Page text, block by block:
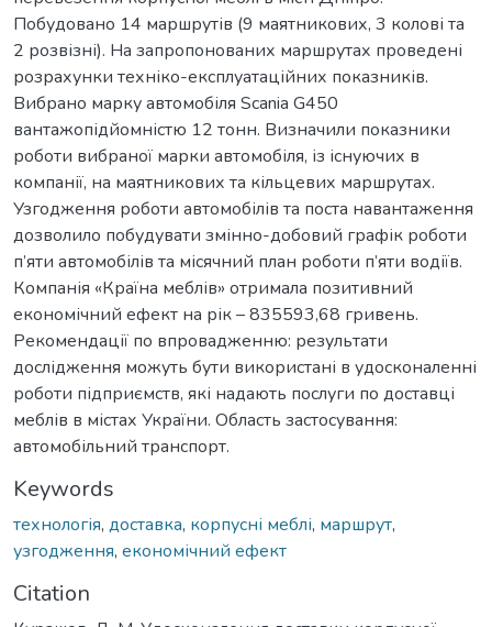
Побудовано 14 маршрутів (9 маятникових, 3 колові та
2 розвізні). На запропонованих маршрутах проведені
розрахунки техніко-експлуатаційних показників.
Вибрано марку автомобіля Scania G450
вантажопідйомністю 12 тонн. Визначили показники
роботи вибраної марки автомобіля, із існуючих в
компанії, на маятникових та кільцевих маршрутах.
Узгодження роботи автомобілів та поста навантаження
дозволило побудувати змінно-добовий графік роботи
п’яти автомобілів та місячний план роботи п’яти водіїв.
Компанія «Країна меблів» отримала позитивний
економічний ефект на рік – 835593,68 гривень.
Рекомендації по впровадженню: результати
дослідження можуть бути використані в удосконаленні
роботи підприємств, які надають послуги по доставці
меблів в містах України. Область застосування:
автомобільний транспорт.
Keywords
технологія, доставка, корпусні меблі, маршрут,
узгодження, економічний ефект
Citation